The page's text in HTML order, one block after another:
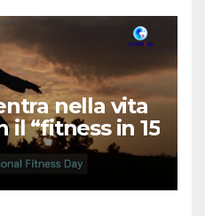
nella vita
il “fitness in 15